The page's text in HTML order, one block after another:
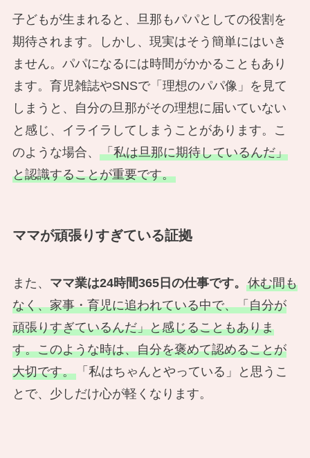
子どもが生まれると、旦那もパパとしての役割を
期待されます。しかし、現実はそう簡単にはいき
ません。パパになるには時間がかかることもあり
ます。育児雑誌やSNSで「理想のパパ像」を見て
しまうと、自分の旦那がその理想に届いていない
と感じ、イライラしてしまうことがあります。こ
のような場合、 「私は旦那に期待しているんだ」
と認識することが重要です。
ママが頑張りすぎている証拠
また、 ママ業は24時間365日の仕事です。 休む間も
なく、家事・育児に追われている中で、「自分が
頑張りすぎているんだ」と感じることもありま
す。このような時は、自分を褒めて認めることが
大切です。「私はちゃんとやっている」と思うこ
とで、少しだけ心が軽くなります。